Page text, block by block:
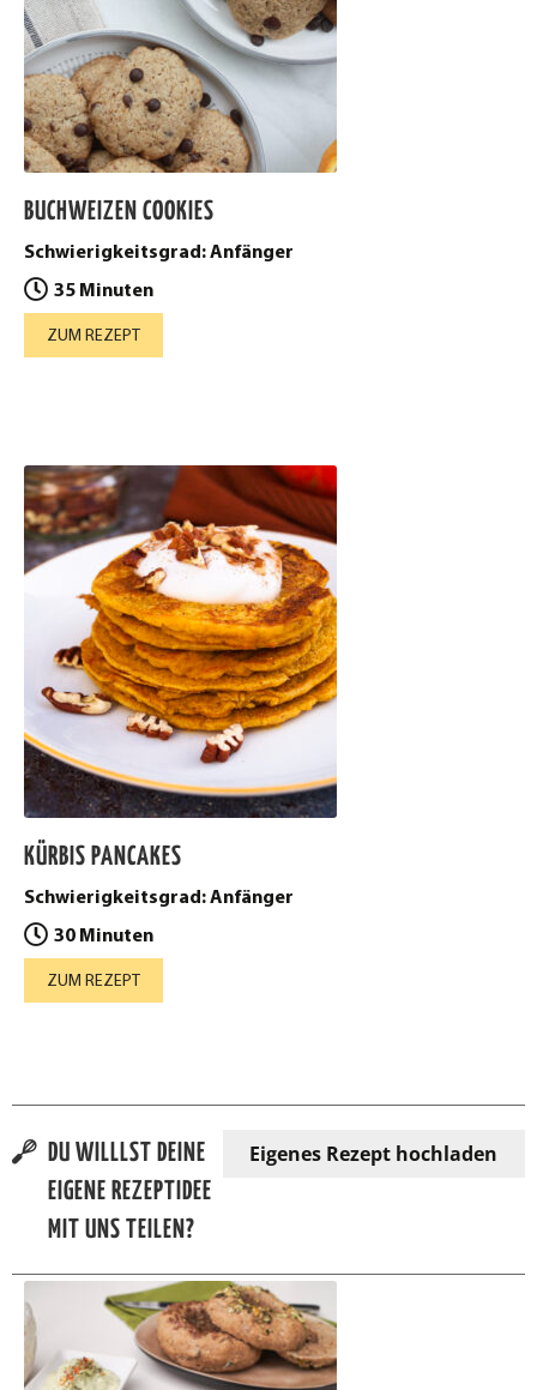
BUCHWEIZEN COOKIES
Schwierigkeitsgrad: Anfänger
35 Minuten
ZUM REZEPT
KÜRBIS PANCAKES
Schwierigkeitsgrad: Anfänger
30 Minuten
ZUM REZEPT
DU WILLLST DEINE
EIGENE REZEPTIDEE
MIT UNS TEILEN?
Eigenes Rezept hochladen